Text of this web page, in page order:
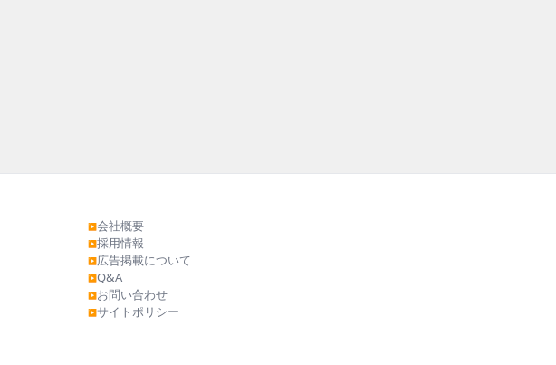
▶会社概要
▶採用情報
▶広告掲載について
▶Q&A
▶お問い合わせ
▶サイトポリシー